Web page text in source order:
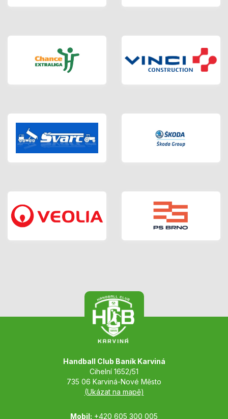
Handball Club Baník Karviná
Cihelní 1652/51
735 06 Karviná-Nové Město
(Ukázat na mapě)
Mobil: +420 605 300 005